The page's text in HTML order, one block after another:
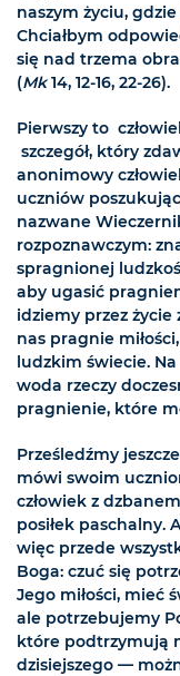
naszym życiu,
Chciałbym
się nad trzema
(Mk14, 12-16, 22-26).
Pierwszy to
szczegół, który
anonimowy
uczniów
nazwane
rozpoznawczym:
spragnionej
aby ugasić
idziemy przez życie
nas pragnie
ludzkim świecie.
woda rzeczy
pragnienie, które
Prześledźmy
mówi swoim
człowiek z
posiłek paschalny.
więc przede
Boga: czuć się
Jego miłości, mieć
ale potrzebujemy
które podtrzymują
dzisiejszego —